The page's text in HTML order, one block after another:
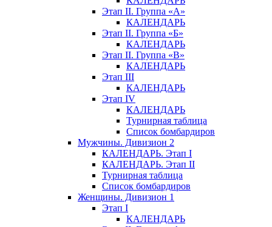
Этап II. Группа «А»
КАЛЕНДАРЬ
Этап II. Группа «Б»
КАЛЕНДАРЬ
Этап II. Группа «В»
КАЛЕНДАРЬ
Этап III
КАЛЕНДАРЬ
Этап IV
КАЛЕНДАРЬ
Турнирная таблица
Список бомбардиров
Мужчины. Дивизион 2
КАЛЕНДАРЬ. Этап I
КАЛЕНДАРЬ. Этап II
Турнирная таблица
Список бомбардиров
Женщины. Дивизион 1
Этап I
КАЛЕНДАРЬ